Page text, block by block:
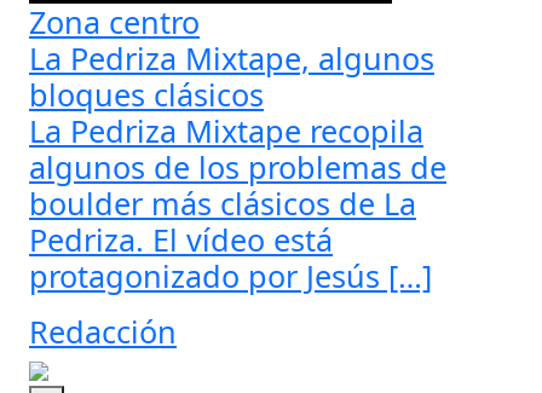
Zona centro
La Pedriza Mixtape, algunos
bloques clásicos
La Pedriza Mixtape recopila
algunos de los problemas de
boulder más clásicos de La
Pedriza. El vídeo está
protagonizado por Jesús […]
Redacción